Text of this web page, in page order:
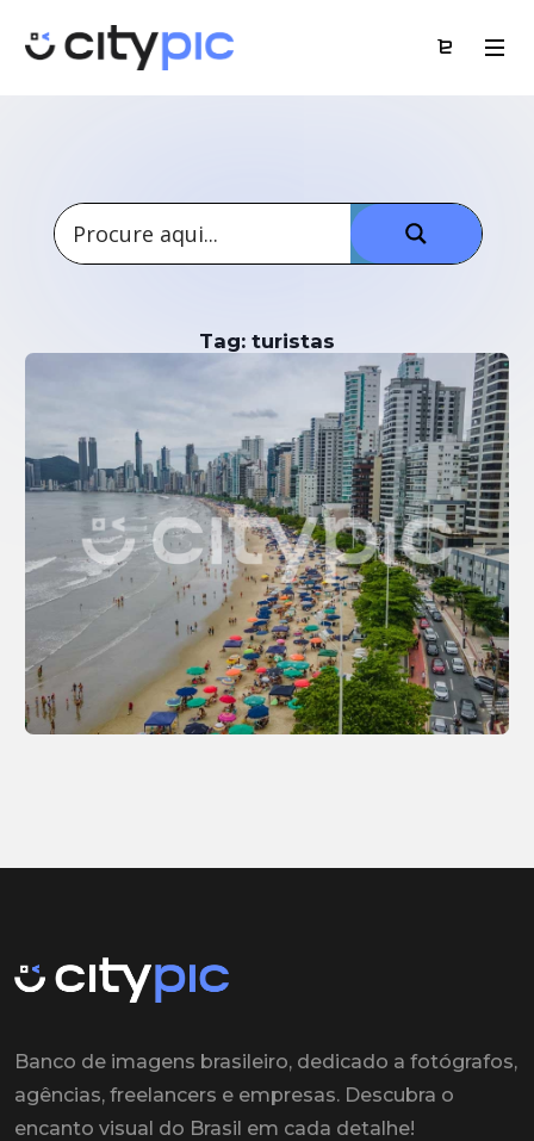
Tag: turistas
Banco de imagens brasileiro, dedicado a fotógrafos,
agências, freelancers e empresas. Descubra o
encanto visual do Brasil em cada detalhe!